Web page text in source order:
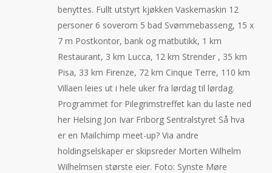
benyttes. Fullt utstyrt kjøkken Vaskemaskin 12
personer 6 soverom 5 bad Svømmebasseng, 15 x
7 m Postkontor, bank og matbutikk, 1 km
Restaurant, 3 km Lucca, 12 km Strender , 35 km
Pisa, 33 km Firenze, 72 km Cinque Terre, 110 km
Villaen leies ut i hele uker fra lørdag til lørdag.
Programmet for Pilegrimstreffet kan du laste ned
her Helsing Jon Ivar Friborg Sentralstyret Så hva
er en Mailchimp meet-up? Via andre
holdingselskaper er skipsreder Morten Wilhelm
Wilhelmsen største eier. Foto: Synste Møre